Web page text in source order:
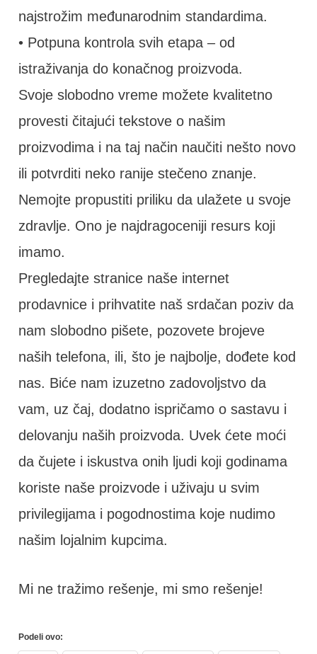
najstrožim međunarodnim standardima.
• Potpuna kontrola svih etapa – od
istraživanja do konačnog proizvoda.
Svoje slobodno vreme možete kvalitetno
provesti čitajući tekstove o našim
proizvodima i na taj način naučiti nešto novo
ili potvrditi neko ranije stečeno znanje.
Nemojte propustiti priliku da ulažete u svoje
zdravlje. Ono je najdragoceniji resurs koji
imamo.
Pregledajte stranice naše internet
prodavnice i prihvatite naš srdačan poziv da
nam slobodno pišete, pozovete brojeve
naših telefona, ili, što je najbolje, dođete kod
nas. Biće nam izuzetno zadovoljstvo da
vam, uz čaj, dodatno ispričamo o sastavu i
delovanju naših proizvoda. Uvek ćete moći
da čujete i iskustva onih ljudi koji godinama
koriste naše proizvode i uživaju u svim
privilegijama i pogodnostima koje nudimo
našim lojalnim kupcima.
Mi ne tražimo rešenje, mi smo rešenje!
Podeli ovo: